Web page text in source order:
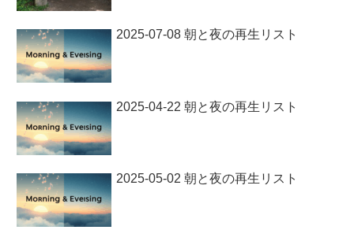
2025-07-08 朝と夜の再生リスト
2025-04-22 朝と夜の再生リスト
2025-05-02 朝と夜の再生リスト